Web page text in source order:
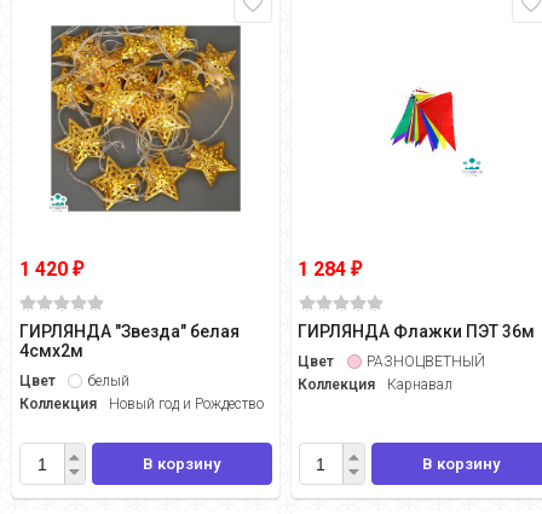
1 420 ₽
ГИРЛЯНДА "Звезда" белая
4смх2м
Цвет
белый
Коллекция
Новый год и Рождество
В корзину
1 284₽
ГИРЛЯНДА Флажки ПЭТ 36м
Цвет
РАЗНОЦВЕТНЫЙ
Коллекция
Карнавал
В корзину